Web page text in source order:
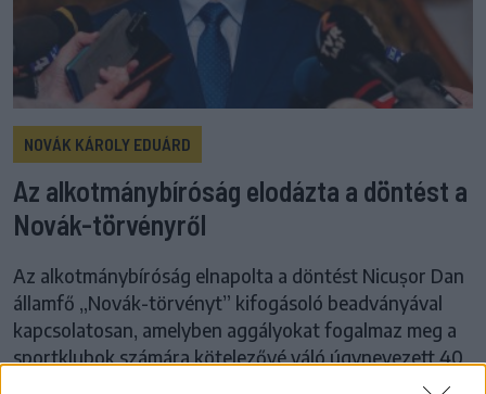
NOVÁK KÁROLY EDUÁRD
Az alkotmánybíróság elodázta a döntést a
Novák-törvényről
Az alkotmánybíróság elnapolta a döntést Nicușor Dan
államfő „Novák-törvényt” kifogásoló beadványával
kapcsolatosan, amelyben aggályokat fogalmaz meg a
sportklubok számára kötelezővé váló úgynevezett 40